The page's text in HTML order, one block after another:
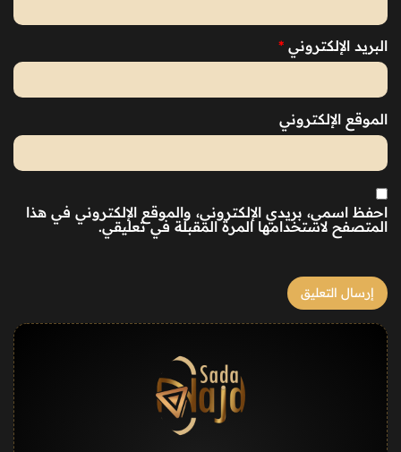
البريد الإلكتروني *
الموقع الإلكتروني
احفظ اسمي، بريدي الإلكتروني، والموقع الإلكتروني في هذا
المتصفح لاستخدامها المرة المقبلة في تعليقي.